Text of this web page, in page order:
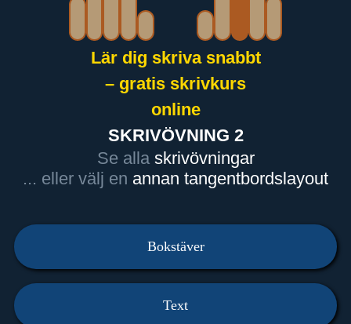
Lär dig skriva snabbt
– gratis skrivkurs
online
SKRIVÖVNING 2
Se alla skrivövningar
... eller välj en annan tangentbordslayout
Bokstäver
Text